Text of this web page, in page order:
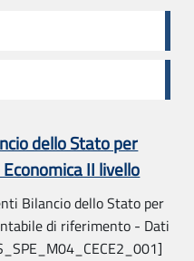
dello Stato per
II livello
Bilancio dello Stato per
di riferimento - Dati